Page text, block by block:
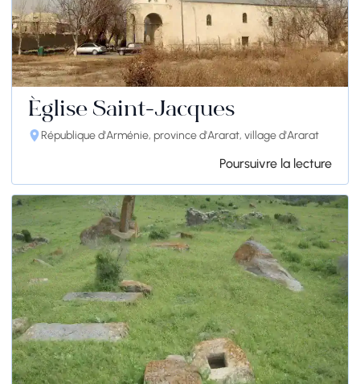
Église Saint-Jacques
République d'Arménie, province d'Ararat, village d'Ararat
Poursuivre la lecture